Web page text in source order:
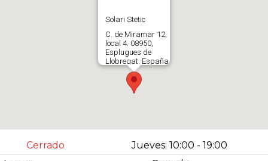
Solari Stetic
C. de Miramar 12,
local 4. 08950,
Esplugues de
Llobregat. España
933724436
Abrir en Gloogle
Cerrado
Jueves: 10:00 - 19:00